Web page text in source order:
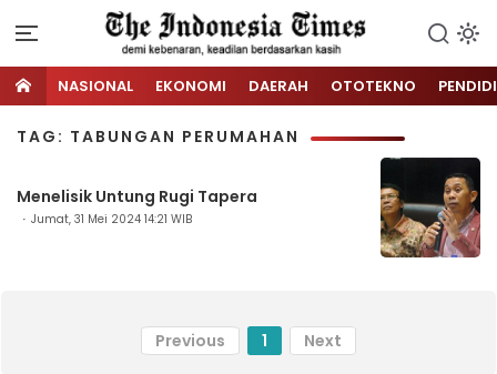
NASIONAL EKONOMI DAERAH OTOTEKNO
TAG: TABUNGAN PERUMAHAN
Menelisik Untung Rugi Tapera
Jumat, 31 Mei 2024 14:21 WIB
Previous 1 Next